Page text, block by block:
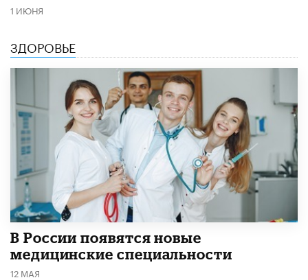
1 ИЮНЯ
ЗДОРОВЬЕ
В России появятся новые
медицинские специальности
12 МАЯ